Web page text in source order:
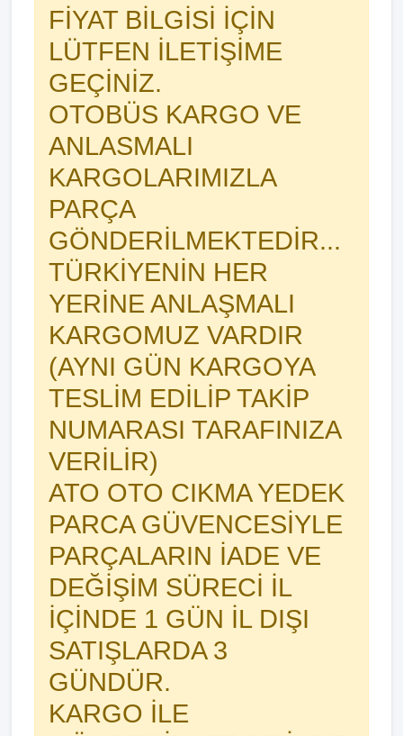
FİYAT BİLGİSİ İÇİN
LÜTFEN İLETİŞİME
GEÇİNİZ.
OTOBÜS KARGO VE
ANLASMALI
KARGOLARIMIZLA
PARÇA
GÖNDERİLMEKTEDİR...
TÜRKİYENİN HER
YERİNE ANLAŞMALI
KARGOMUZ VARDIR
(AYNI GÜN KARGOYA
TESLİM EDİLİP TAKİP
NUMARASI TARAFINIZA
VERİLİR)
ATO OTO CIKMA YEDEK
PARCA GÜVENCESİYLE
PARÇALARIN İADE VE
DEĞİŞİM SÜRECİ İL
İÇİNDE 1 GÜN İL DIŞI
SATIŞLARDA 3
GÜNDÜR.
KARGO İLE